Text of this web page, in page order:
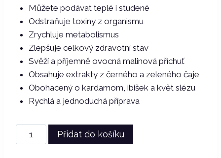
Můžete podávat teplé i studené
Odstraňuje toxiny z organismu
Zrychluje metabolismus
Zlepšuje celkový zdravotní stav
Svěží a příjemně ovocná malinová příchuť
Obsahuje extrakty z černého a zeleného čaje
Obohacený o kardamom, ibišek a květ slézu
Rychlá a jednoduchá příprava
Nutriplus
|
Přidat do košíku